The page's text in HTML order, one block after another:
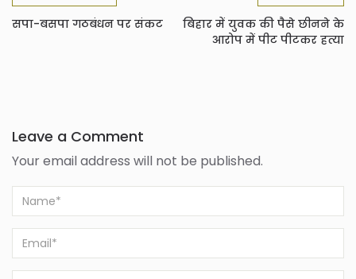
सपा-बसपा गठबंधन पर संकट
बिहार में युवक की पैसे छीनने के
आरोप में पीट पीटकर हत्या
Leave a Comment
Your email address will not be published.